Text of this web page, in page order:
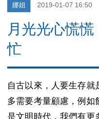
娜姐 2019-01-07 16:50
月光光心慌
忙
自古以來，人要生存就
多需要考量顧慮，例如
是文明時代，我們有更